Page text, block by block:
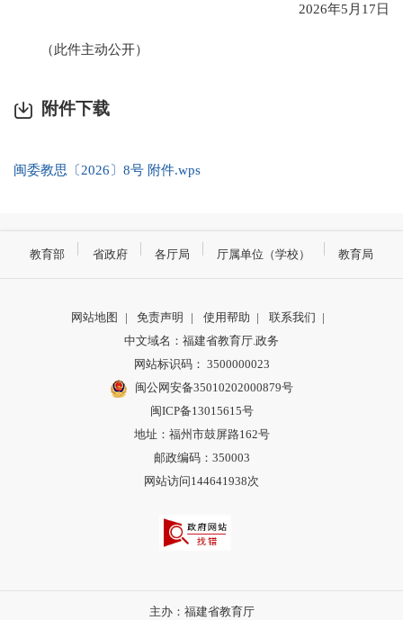
2026年5月17日
（此件主动公开）
附件下载
闽委教思〔2026〕8号 附件.wps
教育部 省政府 各厅局 厅属单位（学校） 教育局
网站地图 | 免责声明 | 使用帮助 | 联系我们 |
中文域名：福建省教育厅.政务
网站标识码： 3500000023
闽公网安备35010202000879号
闽ICP备13015615号
地址：福州市鼓屏路162号
邮政编码：350003
网站访问144641938次
主办：福建省教育厅